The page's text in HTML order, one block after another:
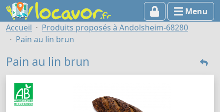
Menu
Accueil
Produits proposés à Andolsheim-68280
Pain au lin brun
Pain au lin brun